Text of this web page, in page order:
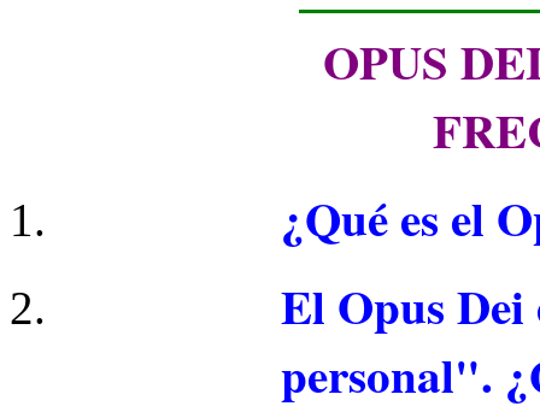
OPUS
¿Qué es el
El Opus
personal".